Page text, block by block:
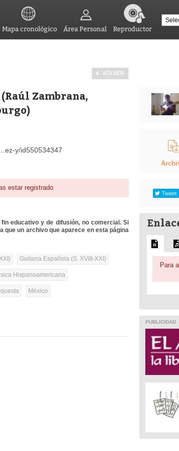
Mapa cronológico Área Personal Reproductor
VOLVER
Zambrana,
y/id550534347
estar registrado
educativo y de difusión, no comercial. Si
que un archivo que aparece en esta página
Guitarra Española (S. XVIII-XXI)
Hispanoamericana
México
Tweet
Para
PUBLICIDAD